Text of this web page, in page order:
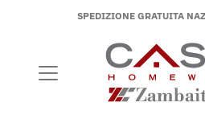
SPEDIZIONE GRATUITA